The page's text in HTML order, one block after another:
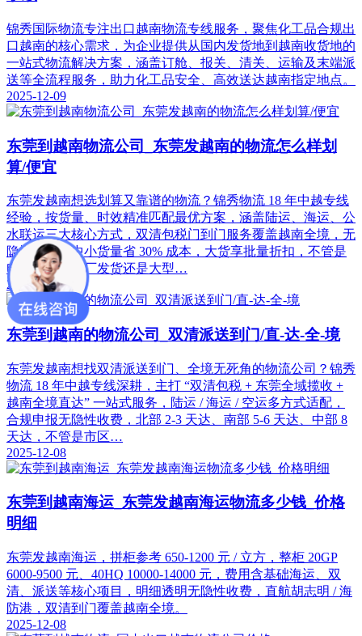
锦秀国际物流专注出口越南物流专线服务，聚焦化工品合规出
口越南的核心需求，为企业提供从国内发货地到越南收货地的
一站式物流解决方案，涵盖订舱、报关、清关、运输及末端派
送等全流程服务，助力化工品安全、高效送达越南指定地点。
2025-12-09
东莞到越南物流公司_东莞发越南的物流怎么样划
算/便宜
东莞发越南想选划算又靠谱的物流？锦秀物流 18 年中越专线
经验，按货量、时效精准匹配最优方案，涵盖陆运、海运、公
水联运三大核心方式，双清包税门到门服务覆盖越南全境，无
隐性收费，中小货量省 30% 成本，大货享批量折扣，不管是
电商备货、工厂发货还是大型…
2025-12-08
东莞到越南的物流公司_双清派送到门/直-达-全-境
东莞发越南想找双清派送到门、全境无死角的物流公司？锦秀
物流 18 年中越专线深耕，主打 “双清包税 + 东莞全域揽收 +
越南全境直达” 一站式服务，陆运 / 海运 / 空运多方式适配，
合规申报无隐性收费，北部 2-3 天达、南部 5-6 天达、中部 8
天达，不管是市区…
2025-12-08
东莞到越南海运_东莞发越南海运物流多少钱_价格
明细
东莞发越南海运，拼柜参考 650-1200 元 / 立方，整柜 20GP
6000-9500 元、40HQ 10000-14000 元，费用含基础海运、双
清、派送等核心项目，明细透明无隐性收费，直航胡志明 / 海
防港，双清到门覆盖越南全境。
2025-12-08